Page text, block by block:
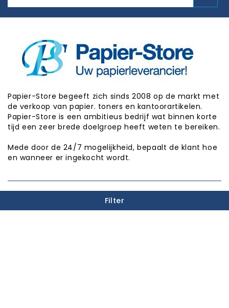
Papier-Store begeeft zich sinds 2008 op de markt met
de verkoop van papier. toners en kantoorartikelen.
Papier-Store is een ambitieus bedrijf wat binnen korte
tijd een zeer brede doelgroep heeft weten te bereiken.
Mede door de 24/7 mogelijkheid, bepaalt de klant hoe
en wanneer er ingekocht wordt.
Filter